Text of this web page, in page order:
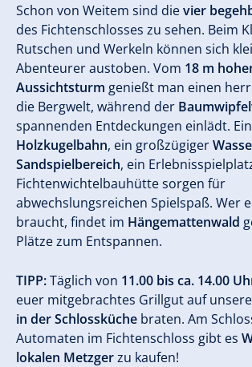
Schon von Weitem sind dievier
des Fichtenschlosses zu sehen. Beim
Rutschen und Werkeln können sich
Abenteurer austoben. Vom 18 m
Aussichtsturm genießt man einen
die Bergwelt, während der
spannenden Entdeckungen einlädt.
Holzkugelbahn, ein großzügiger
Sandspielbereich, ein
Fichtenwichtelbauhütte sorgen für
abwechslungsreichen Spielspaß. Wer
braucht, findet im Hängemattenwald
Plätze zum Entspannen.
TIPP:Täglich von 11.00 bis ca. 14.00
euer mitgebrachtes Grillgut auf
in der Schlossküche braten. Am
Automaten im Fichtenschloss gibt es
lokalen Metzgerzu kaufen!